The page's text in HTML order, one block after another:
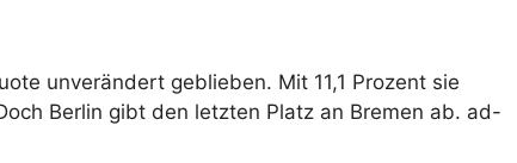
unverändert geblieben. Mit 11,1 Prozent sie
Berlin gibt den letzten Platz an Bremen ab. ad-